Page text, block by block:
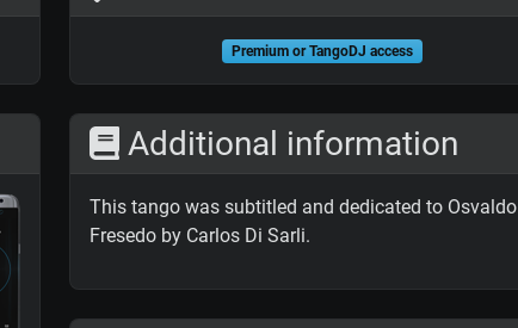
Premium or TangoDJ access
Additional information
This tango was subtitled and dedicated to Osvaldo
Fresedo by Carlos Di Sarli.